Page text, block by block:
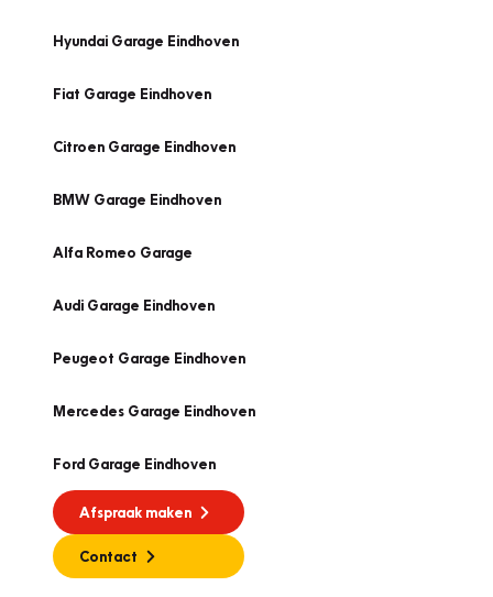
Hyundai Garage Eindhoven
Fiat Garage Eindhoven
Citroen Garage Eindhoven
BMW Garage Eindhoven
Alfa Romeo Garage
Audi Garage Eindhoven
Peugeot Garage Eindhoven
Mercedes Garage Eindhoven
Ford Garage Eindhoven
Afspraak maken
Contact